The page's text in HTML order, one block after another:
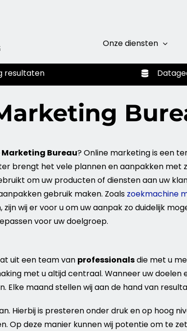
Onze diensten
resultaten
Marketing Bureau?Online marketingis een
brengt het vele plannen en aanpakken met
om uw producten of dienstenaan uw
gebruik maken. Zoals zoekmachine
wij er voor u om uw aanpak zo duidelijk
voor uwdoelgroep.
uit een team van professionalsdie met u
met u altijd centraal. Wanneer uw
Elke maand stellen wij aan de hand van
Hierbij is presteren onder druk en op hoog
Op deze manier kunnen wij potentie om te